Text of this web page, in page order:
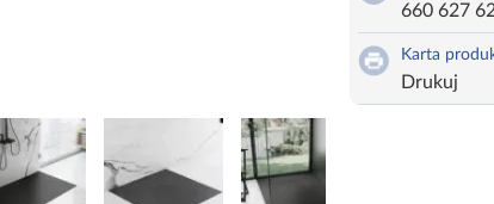
660 627
Karta
Drukuj